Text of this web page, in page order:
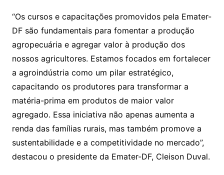
“Os cursos e capacitações promovidos pela Emater-
DF são fundamentais para fomentar a produção
agropecuária e agregar valor à produção dos
nossos agricultores. Estamos focados em fortalecer
a agroindústria como um pilar estratégico,
capacitando os produtores para transformar a
matéria-prima em produtos de maior valor
agregado. Essa iniciativa não apenas aumenta a
renda das famílias rurais, mas também promove a
sustentabilidade e a competitividade no mercado”,
destacou o presidente da Emater-DF, Cleison Duval.